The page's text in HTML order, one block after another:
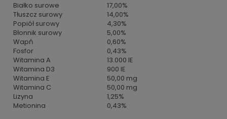
Białko surowe
17,00%
Tłuszcz surowy
14,00%
Popiół surowy
4,30%
Błonnik surowy
5,00%
Wapń
0,60%
Fosfor
0,43%
Witamina A
13.000 IE
Witamina D3
900 IE
Witamina E
50,00 mg
Witamina C
50,00 mg
Lizyna
1,25%
Metionina
0,43%